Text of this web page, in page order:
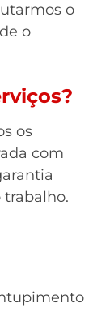
o
o
os
com
trabalho.